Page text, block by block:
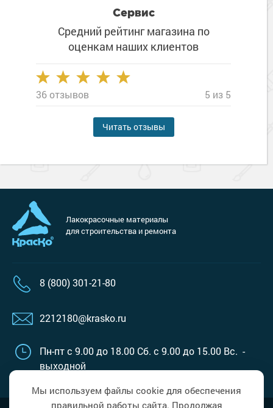
Сервис
Средний рейтинг магазина по
оценкам наших клиентов
36 отзывов 5 из 5
Читать отзывы
Лакокрасочные материалы
для строительства и ремонта
8 (800) 301-21-80
2212180@krasko.ru
Пн-пт с 9.00 до 18.00 Сб. с 9.00 до 15.00 Вс. -
выходной
Мы используем файлы cookie для обеспечения
правильной работы сайта. Продолжая